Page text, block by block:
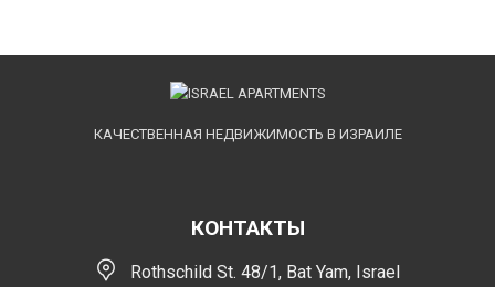
КАЧЕСТВЕННАЯ НЕДВИЖИМОСТЬ В ИЗРАИЛЕ
КОНТАКТЫ
Rothschild St. 48/1, Bat Yam, Israel